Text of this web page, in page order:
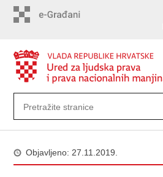
Objavljeno: 27.11.2019.